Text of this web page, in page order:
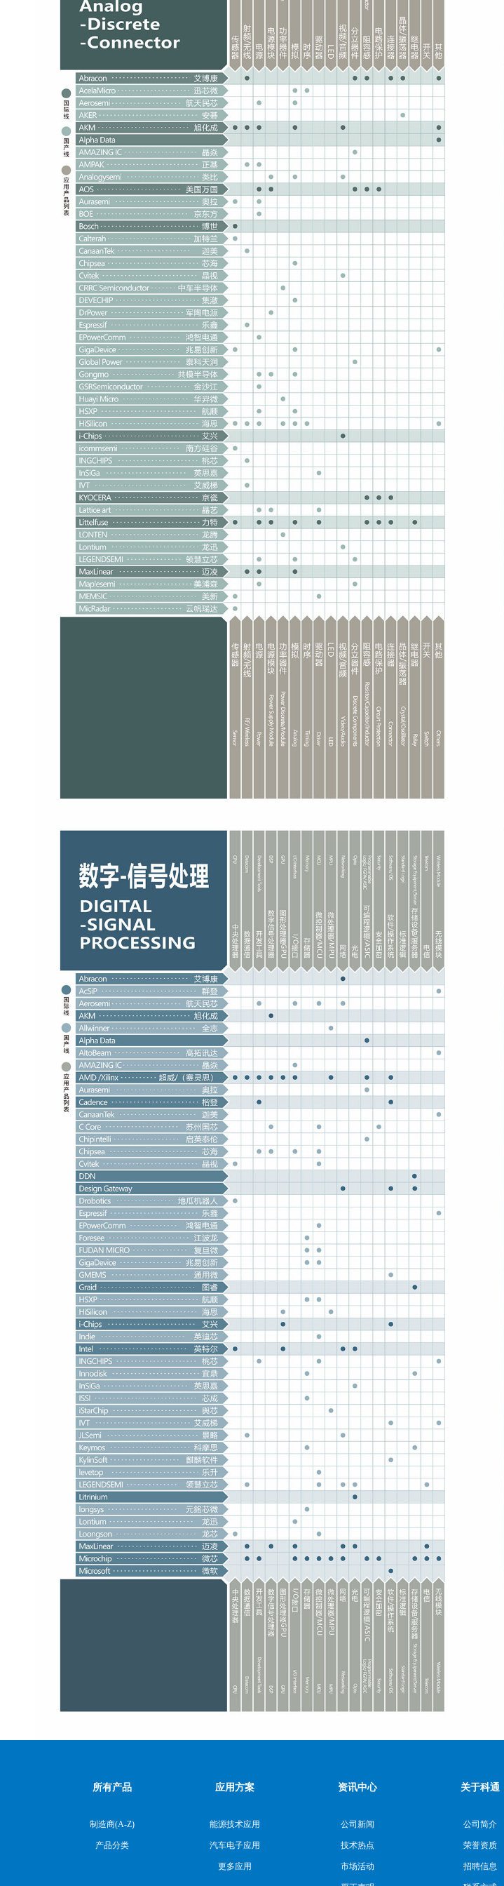
所有产品
制造商(A-Z)
产品分类
应用方案
能源技术应用
汽车电子应用
更多应用
资讯中心
公司新闻
技术热点
市场活动
关于科通
公司简介
荣誉资质
招聘信息